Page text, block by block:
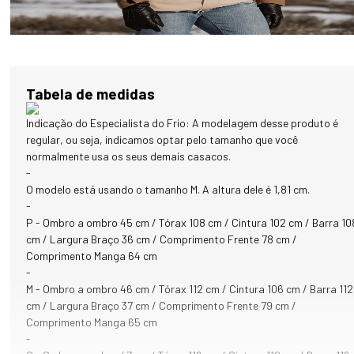
oferece conforto, respirabilidade e versatilidade, podendo ser usado
sozinho em frio moderado ou como camada intermediária.
entrega proteção térmica inteligente, praticidade real e
reduzindo a necessidade de múltiplos casacos ao longo da estação.
Um único sistema, diversas possibilidades, desempenho confiável
qualquer cenário de inverno.
Sistema Polar Extreme 5 em 1 – desempenho sob medida:
Corta-vento impermeável: camada externa responsável por
bloquear vento, chuva e neve, ideal para climas instáveis e uso
urbano ou outdoor.
Casaco puffer com plumas naturais: fornece aquecimento eficiente,
com excelente relação entre leveza e retenção de calor, ideal para
frio intenso.
Casaco em fleece térmico: leve, confortável e respirável, perfeito
para uso individual em frio moderado ou como camada
1) CASACO EXTERNO CORTA VENTO: Camada Externa com alta
Tabela de medidas
Indicação do Especialista do Frio: A modelagem desse produto é
regular, ou seja, indicamos optar pelo tamanho que você
normalmente usa os seus demais casacos.
-
O modelo está usando o tamanho M. A altura dele é 1,81 cm.
-
P - Ombro a ombro 45 cm / Tórax 108 cm / Cintura 102 cm / Barra
cm / Largura Braço 36 cm / Comprimento Frente 78 cm /
Comprimento Manga 64 cm
-
M - Ombro a ombro 46 cm / Tórax 112 cm / Cintura 106 cm / Barra 112
cm / Largura Braço 37 cm / Comprimento Frente 79 cm /
Comprimento Manga 65 cm
-